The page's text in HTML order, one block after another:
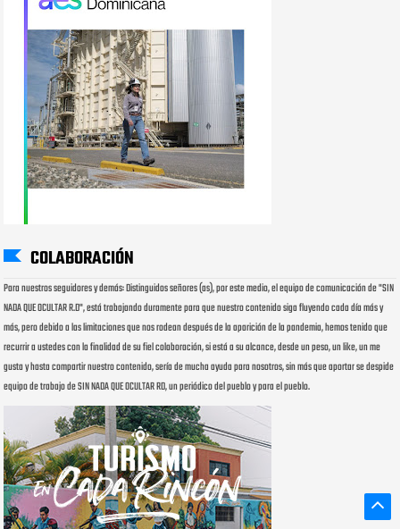
COLABORACIÓN
Para nuestros seguidores y demás: Distinguidos señores (as), por este medio, el equipo de comunicación de "SIN
NADA QUE OCULTAR R.D", está trabajando duramente para que nuestro contenido siga fluyendo cada día más y
más, pero debido a las limitaciones que nos rodean después de la aparición de la pandemia, hemos tenido que
recurrir a ustedes con la finalidad de su fiel colaboración, si está a su alcance, desde un peso, un like, un me
gusta y hasta compartir nuestro contenido, sería de mucha ayuda para nosotros, sin más que aportar se despide
equipo de trabajo de SIN NADA QUE OCULTAR RD, un periódico del pueblo y para el pueblo.